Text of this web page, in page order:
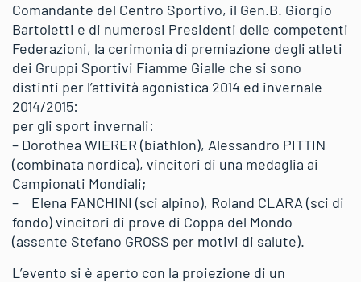
Comandante del Centro Sportivo, il Gen.B. Giorgio
Bartoletti e di numerosi Presidenti delle competenti
Federazioni, la cerimonia di premiazione degli atleti
dei Gruppi Sportivi Fiamme Gialle che si sono
distinti per l’attività agonistica 2014 ed invernale
2014/2015:
per gli sport invernali:
– Dorothea WIERER (biathlon), Alessandro PITTIN
(combinata nordica), vincitori di una medaglia ai
Campionati Mondiali;
– Elena FANCHINI (sci alpino), Roland CLARA (sci di
fondo) vincitori di prove di Coppa del Mondo
(assente Stefano GROSS per motivi di salute).
L’evento si è aperto con la proiezione di un